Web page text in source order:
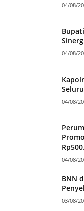
04/08/
04/08/
04/08/
04/08/
BNN
03/08/